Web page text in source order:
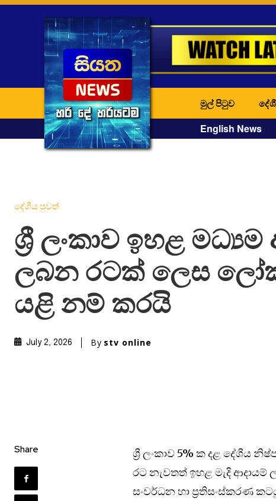
මුල් පිටුව
English News
දේශීය පුවත්
ශ්‍රී ලංකාව ඉහළ මධ්‍යම
ලබන රටක් ලෙස
යළි නම් කරයි
July 2, 2026 By stv online
Share
ශ්‍රී ලංකාව 5% ක දළ දේශීය
රට නැවතත් ඉහළ මැදි
සංවර්ධන හා ප්‍රතිසංස්කරණ